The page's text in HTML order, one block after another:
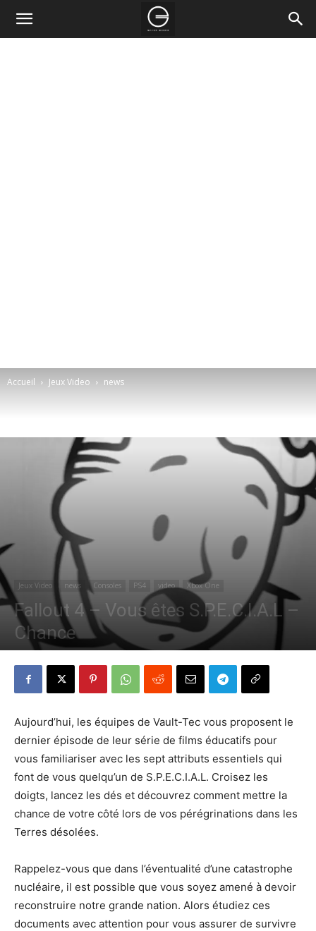
Accueil Jeux Video news
Jeux Video news Consoles PS4 video Xbox One
Fallout 4 – Vous êtes S.P.E.C.I.A.L –
Chance
Aujourd’hui, les équipes de Vault-Tec vous proposent le
dernier épisode de leur série de films éducatifs pour
vous familiariser avec les sept attributs essentiels qui
font de vous quelqu’un de S.P.E.C.I.A.L. Croisez les
doigts, lancez les dés et découvrez comment mettre la
chance de votre côté lors de vos pérégrinations dans les
Terres désolées.
Rappelez-vous que dans l’éventualité d’une catastrophe
nucléaire, il est possible que vous soyez amené à devoir
reconstruire notre grande nation. Alors étudiez ces
documents avec attention pour vous assurer de survivre